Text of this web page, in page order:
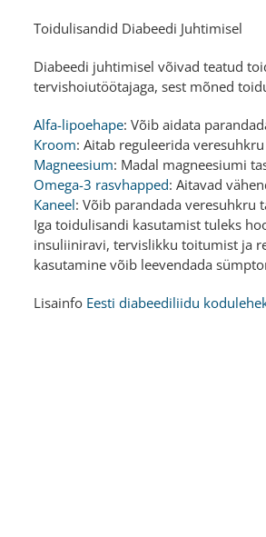
Toidulisandid Diabeedi Juhtimisel
Diabeedi juhtimisel võivad teatud
tervishoiutöötajaga, sest mõned
Alfa-lipoehape: Võib aidata
Kroom: Aitab reguleerida
Magneesium: Madal magneesiumi
Omega-3 rasvhapped: Aitavad
Kaneel: Võib parandada veresuhkru
Iga toidulisandi kasutamist tuleks
insuliiniravi, tervislikku toitumist ja
kasutamine võib leevendada
Lisainfo Eesti diabeediliidu